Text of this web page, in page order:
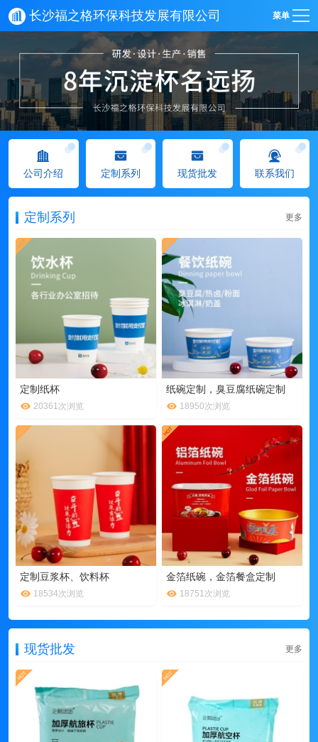
长沙福之格环保科技发展有限公司 菜单
公司介绍 定制系列 现货批发 联系我们
定制系列 更多
定制纸杯
20361次浏览
纸碗定制，臭豆腐纸碗定制
18950次浏览
定制豆浆杯、饮料杯
18534次浏览
金箔纸碗，金箔餐盒定制
18751次浏览
现货批发 更多